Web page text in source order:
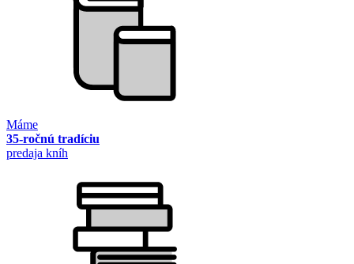
Máme
35-ročnú tradíciu
predaja kníh